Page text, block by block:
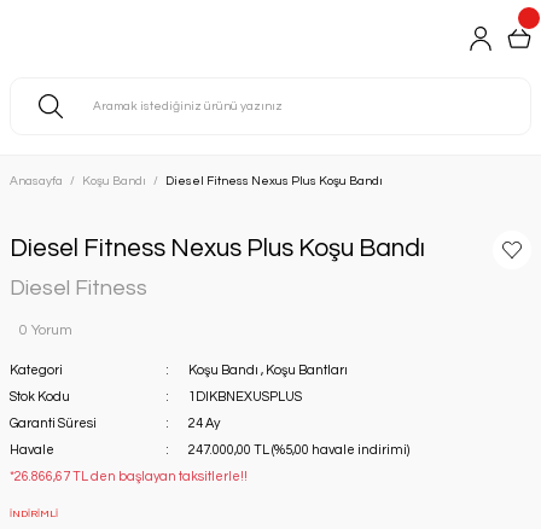
Anasayfa Koşu Bandı Diesel Fitness Nexus Plus Koşu Bandı
Diesel Fitness Nexus Plus Koşu Bandı
Diesel Fitness
0 Yorum
Kategori Koşu Bandı , Koşu Bantları
Stok Kodu
1DIKBNEXUSPLUS
Garanti Süresi
24 Ay
Havale
247.000,00 TL (%5,00 havale indirimi)
*26.866,67 TL den başlayan taksitlerle!!
İNDİRİMLİ